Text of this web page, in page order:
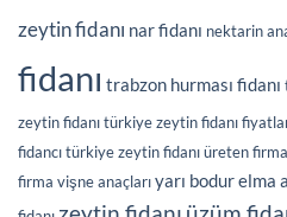
zeytin fidanı nar fidanı nektarin
fidanı trabzon hurması fidanı
zeytin fidanıtürkiye zeytin fidanı
fidancıtürkiye zeytin fidanı üreten
firma vişne anaçlarıyarı bodur elma